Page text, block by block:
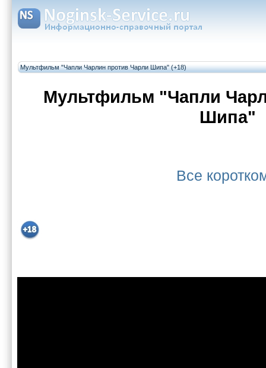
Мультфильм "Чапли Чарлин против Чарли Шипа" (+18)
Мультфильм "Чапли
Шипа"
Все